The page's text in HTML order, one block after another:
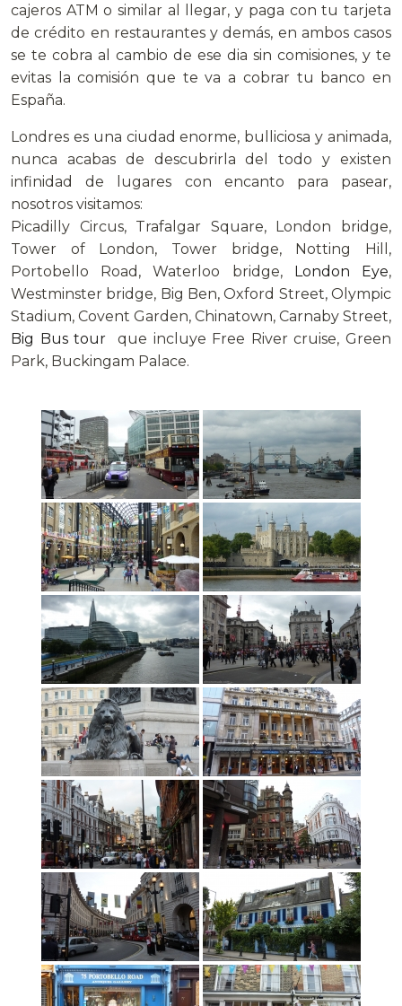
cajeros ATM o similar al llegar, y paga con tu tarjeta
de crédito en restaurantes y demás, en ambos casos
se te cobra al cambio de ese dia sin comisiones, y te
evitas la comisión que te va a cobrar tu banco en
España.
Londres es una ciudad enorme, bulliciosa y animada,
nunca acabas de descubrirla del todo y existen
infinidad de lugares con encanto para pasear,
nosotros visitamos:
Picadilly Circus, Trafalgar Square, London bridge,
Tower of London, Tower bridge, Notting Hill,
Portobello Road, Waterloo bridge, London Eye,
Westminster bridge, Big Ben, Oxford Street, Olympic
Stadium, Covent Garden, Chinatown, Carnaby Street,
Big Bus tour
que incluye Free River cruise, Green
Park, Buckingam Palace.